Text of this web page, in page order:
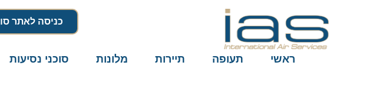
כניסה לאתר
ראשי תעופה תיירות מלונות סוכני נסיעות